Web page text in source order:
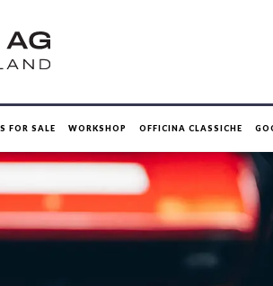
FOR SALE WORKSHOP OFFICINA CLASSICHE